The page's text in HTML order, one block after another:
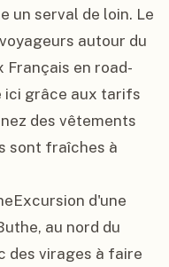
un serval de loin. Le
autour du
Français en road-
ici grâce aux tarifs
des vêtements
sont fraîches à
d'une
au nord du
des virages à faire